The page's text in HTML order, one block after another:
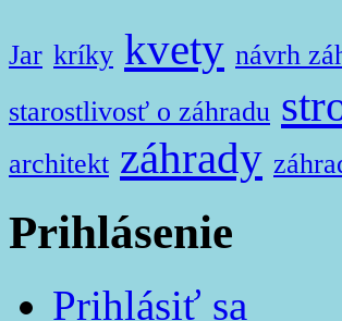
Jar kríky kvety návrh
starostlivosť o záhradu
architekt záhrady
Prihlásenie
Prihlásiť sa